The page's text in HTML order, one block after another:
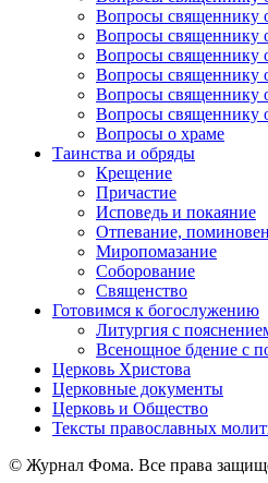
Вопросы священнику
Вопросы священнику
Вопросы священнику
Вопросы священнику
Вопросы священнику
Вопросы священнику
Вопросы о храме
Таинства и обряды
Крещение
Причастие
Исповедь и покаяние
Отпевание,
Миропомазание
Соборование
Священство
Готовимся к богослужению
Литургия с
Всенощное бдение с
Церковь Христова
Церковные документы
Церковь и Общество
Тексты православных
© Журнал Фома. Все права